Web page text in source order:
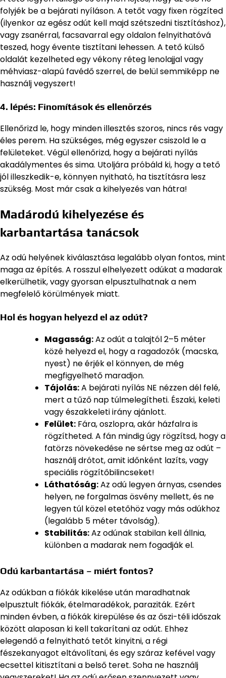
folyjék be a bejárati nyíláson. A tetőt vagy fixen rögzíted
(ilyenkor az egész odút kell majd szétszedni tisztításhoz),
vagy zsanérral, facsavarral egy oldalon felnyithatóvá
teszed, hogy évente tisztítani lehessen. A tető külső
oldalát kezelheted egy vékony réteg lenolajjal vagy
méhviasz-alapú favédő szerrel, de belül semmiképp ne
használj vegyszert!
4. lépés: Finomítások és ellenőrzés
Ellenőrizd le, hogy minden illesztés szoros, nincs rés vagy
éles perem. Ha szükséges, még egyszer csiszold le a
felületeket. Végül ellenőrizd, hogy a bejárati nyílás
akadálymentes és sima. Utoljára próbáld ki, hogy a tető
jól illeszkedik-e, könnyen nyitható, ha tisztításra lesz
szükség. Most már csak a kihelyezés van hátra!
Madárodú kihelyezése és
karbantartása tanácsok
Az odú helyének kiválasztása legalább olyan fontos, mint
maga az építés. A rosszul elhelyezett odúkat a madarak
elkerülhetik, vagy gyorsan elpusztulhatnak a nem
megfelelő körülmények miatt.
Hol és hogyan helyezd el az odút?
Magasság:Az odút a talajtól 2–5 méter
közé helyezd el, hogy a ragadozók (macska,
nyest) ne érjék el könnyen, de még
megfigyelhető maradjon.
Tájolás:A bejárati nyílás NE nézzen dél felé,
mert a tűző nap túlmelegítheti. Északi, keleti
vagy északkeleti irány ajánlott.
Felület: Fára, oszlopra, akár házfalra is
rögzítheted. A fán mindig úgy rögzítsd, hogy a
fatörzs növekedése ne sértse meg az odút –
használj drótot, amit időnként lazíts, vagy
speciális rögzítőbilincseket!
Láthatóság:Az odú legyen árnyas, csendes
helyen, ne forgalmas ösvény mellett, és ne
legyen túl közel etetőhöz vagy más odúkhoz
(legalább 5 méter távolság).
Stabilitás:Az odúnak stabilan kell állnia,
különben a madarak nem fogadják el.
Odú karbantartása – miért fontos?
Az odúkban a fiókák kikelése után maradhatnak
elpusztult fiókák, ételmaradékok, paraziták. Ezért
minden évben, a fiókák kirepülése és az őszi-téli időszak
között alaposan ki kell takarítani az odút. Ehhez
elegendő a felnyitható tetőt kinyitni, a régi
fészekanyagot eltávolítani, és egy száraz kefével vagy
ecsettel kitisztítani a belső teret. Soha ne használj